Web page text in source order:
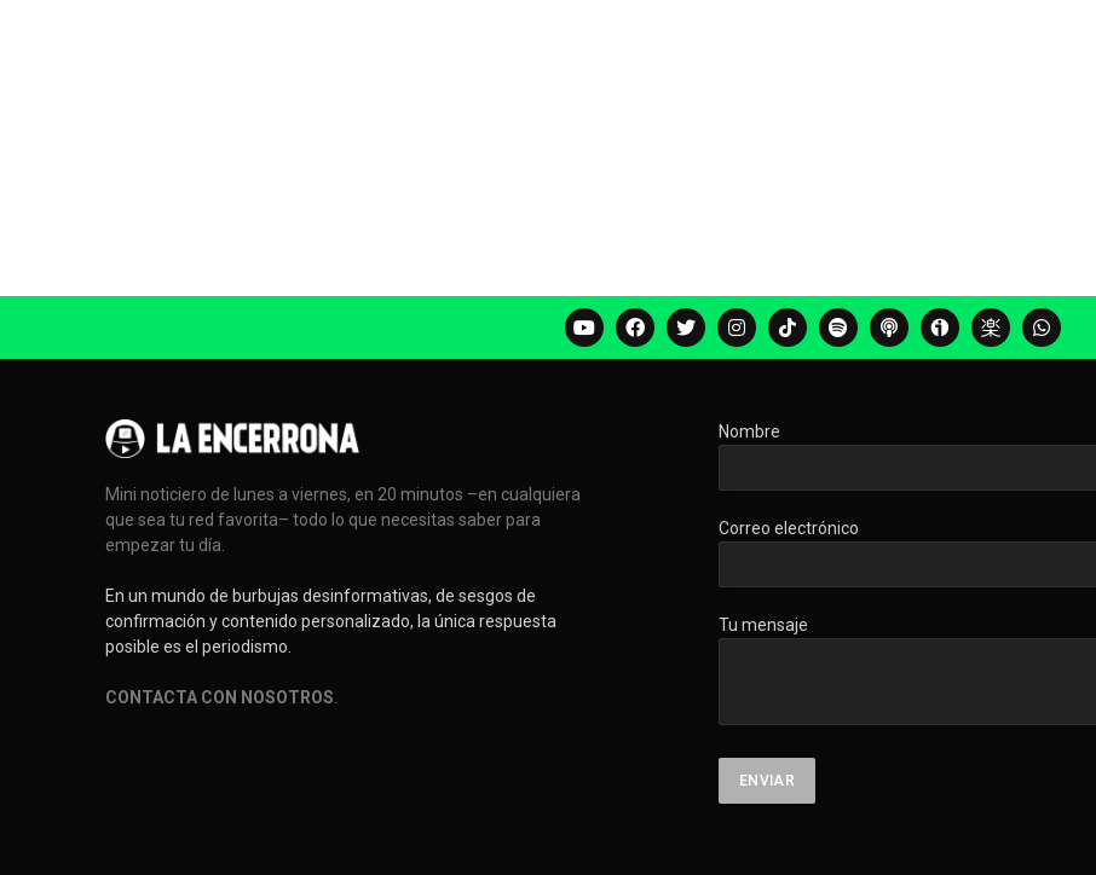
Mini noticiero de lunes a viernes, en 20 minutos –en cualquiera
que sea tu red favorita– todo lo que necesitas saber para
empezar tu día.
En un mundo de burbujas desinformativas, de sesgos de
confirmación y contenido personalizado, la única respuesta
posible es el periodismo.
CONTACTA CON NOSOTROS
Nombre
Correo electrónico
Tu mensaje